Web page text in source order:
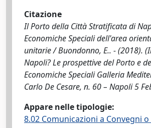
Citazione
Il Porto della Città Stratificata di
Economiche Speciali dell'area
unitarie / Buondonno, E.. - (2018).
Napoli? Le prospettive del Porto e
Economiche Speciali Galleria
Carlo De Cesare, n. 60 – Napoli 5
Appare nelle tipologie:
8.02 Comunicazioni a Convegni